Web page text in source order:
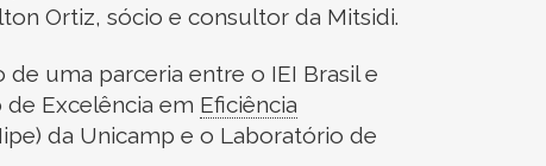
Ortiz, sócio e consultor da Mitsidi.
uma parceria entre o IEI Brasil e
de Excelência em Eficiência
da Unicamp e o Laboratório de